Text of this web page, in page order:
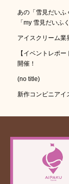
あの「雪見だいふ
「my 雪見だいふ
アイスクリーム
【イベントレポ
開催！
(no title)
新作コンビニアイ